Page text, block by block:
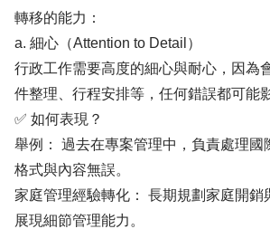
轉移的能力：
a. 細心（Attention to Detail）
行政工作需要高度的細心與耐心，因為
件整理、行程安排等，任何錯誤都可能
✅ 如何表現？
舉例： 過去在專案管理中，負責處理國
格式與內容無誤。
家庭管理經驗轉化： 長期規劃家庭開銷
展現細節管理能力。